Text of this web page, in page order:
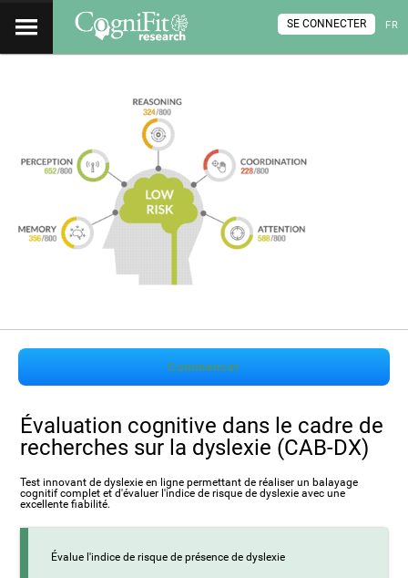
FR
SE CONNECTER
Commencer
Évaluation cognitive dans le cadre de
recherches sur la dyslexie (CAB-DX)
Test innovant de dyslexie en ligne permettant de réaliser un balayage
cognitif complet et d'évaluer l'indice de risque de dyslexie avec une
excellente fiabilité.
Évalue l'indice de risque de présence de dyslexie